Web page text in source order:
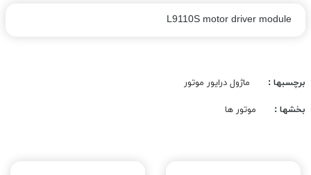
L9110S motor driver module
برچسبها : ماژول درایور موتور
بخشها : موتور ها